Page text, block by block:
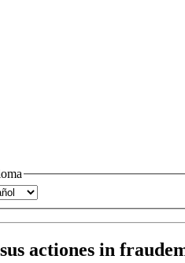
actiones in